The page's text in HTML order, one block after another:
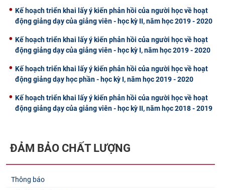
Kế hoạch triển khai lấy ý kiến phản hồi của người học về hoạt
động giảng dạy của giảng viên - học kỳ II, năm học 2019 - 2020
Kế hoạch triển khai lấy ý kiến phản hồi của người học về hoạt
động giảng dạy của giảng viên - học kỳ I, năm học 2019 - 2020
Kế hoạch triển khai lấy ý kiến phản hồi của người học về hoạt
động giảng dạy học phần - học kỳ I, năm học 2019 - 2020
Kế hoạch triển khai lấy ý kiến phản hồi của người học về hoạt
động giảng dạy của giảng viên - học kỳ II, năm học 2018 - 2019
ĐẢM BẢO CHẤT LƯỢNG
Thông báo